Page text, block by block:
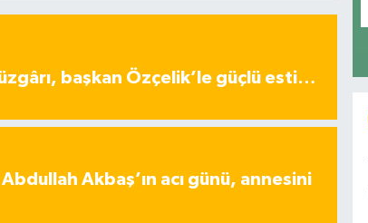
başkan Özçelik’le güçlü esti…
Abdullah Akbaş’ın acı günü, annesini